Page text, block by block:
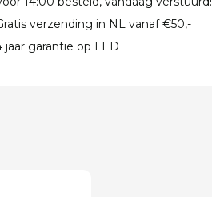
verzending in NL vanaf €50,-
jaar garantie op LED